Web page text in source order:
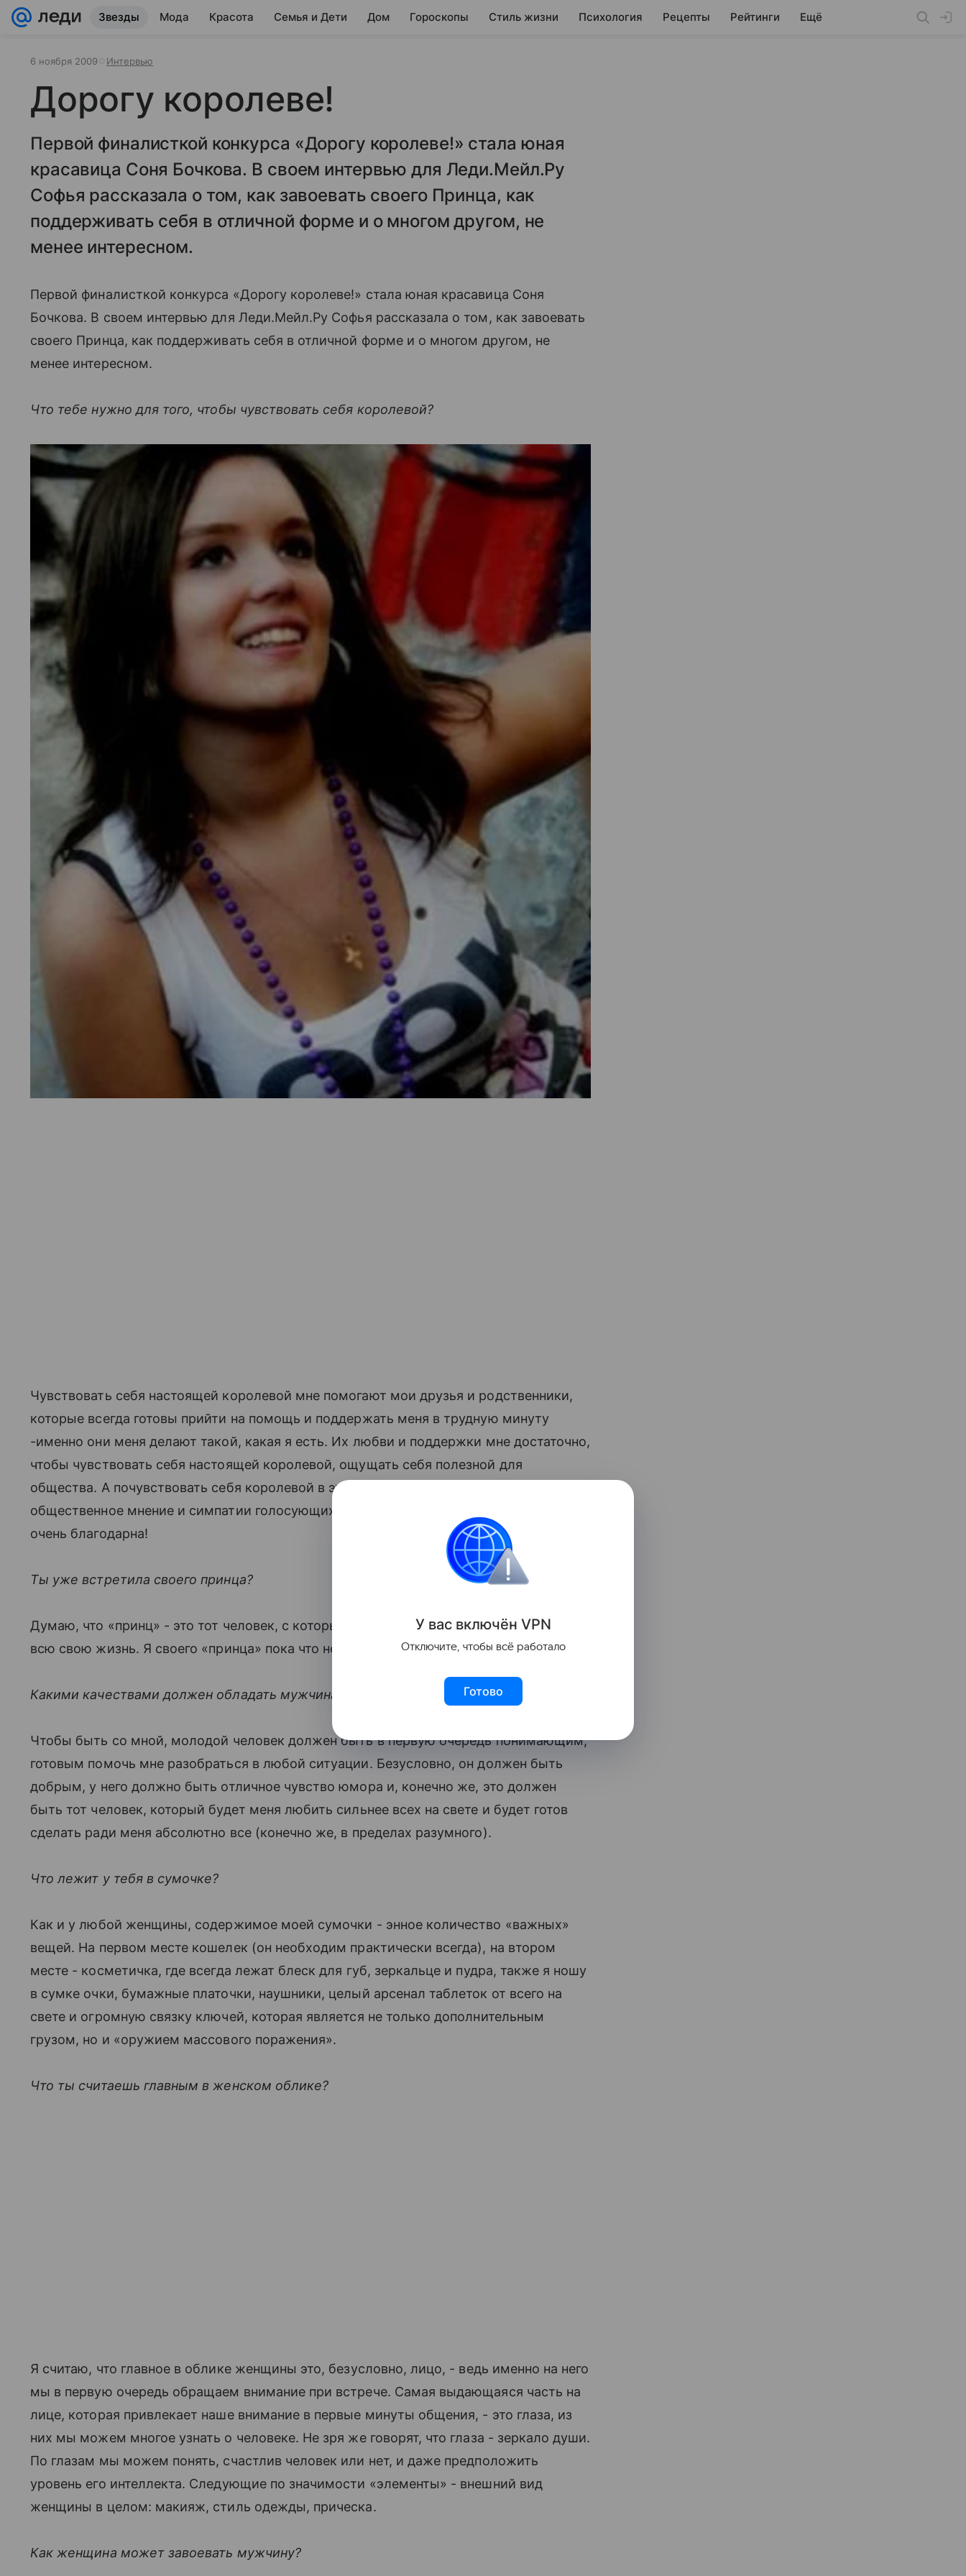
Звезды Мода Красота Семья и Дети Дом Гороскопы Стиль жизни Психология Рецепты Рейтинги Ещё
6 ноября 2009 Интервью
Дорогу королеве!
Первой финалисткой конкурса «Дорогу королеве!» стала юная
красавица Соня Бочкова. В своем интервью для Леди.Мейл.Ру
Софья рассказала о том, как завоевать своего Принца, как
поддерживать себя в отличной форме и о многом другом, не
менее интересном.
Первой финалисткой конкурса «Дорогу королеве!» стала юная красавица Соня
Бочкова. В своем интервью для Леди.Мейл.Ру Софья рассказала о том, как завоевать
своего Принца, как поддерживать себя в отличной форме и о многом другом, не
менее интересном.
Что тебе нужно для того, чтобы чувствовать себя королевой?
Чувствовать себя настоящей королевой мне помогают мои друзья и родственники,
которые всегда готовы прийти на помощь и поддержать меня в трудную минуту
-именно они меня делают такой, какая я есть. Их любви и поддержки мне достаточно,
чтобы чувствовать себя настоящей королевой, ощущать себя полезной для
общества. А почувствовать себя королевой в этом конкурсе мне помогает
общественное мнение и симпатии голосующих за меня людей, за что я им очень и
очень благодарна!
Ты уже встретила своего принца?
Думаю, что «принц» - это тот человек, с которым «королева» будет готова провести
всю свою жизнь. Я своего «принца» пока что не встретила.
Какими качествами должен обладать мужчина, чтобы стать достойным тебя?
Чтобы быть со мной, молодой человек должен быть в первую очередь понимающим,
готовым помочь мне разобраться в любой ситуации. Безусловно, он должен быть
добрым, у него должно быть отличное чувство юмора и, конечно же, это должен
быть тот человек, который будет меня любить сильнее всех на свете и будет готов
сделать ради меня абсолютно все (конечно же, в пределах разумного).
Что лежит у тебя в сумочке?
Как и у любой женщины, содержимое моей сумочки - энное количество «важных»
вещей. На первом месте кошелек (он необходим практически всегда), на втором
месте - косметичка, где всегда лежат блеск для губ, зеркальце и пудра, также я ношу
в сумке очки, бумажные платочки, наушники, целый арсенал таблеток от всего на
свете и огромную связку ключей, которая является не только дополнительным
грузом, но и «оружием массового поражения».
Что ты считаешь главным в женском облике?
Я считаю, что главное в облике женщины это, безусловно, лицо, - ведь именно на него
мы в первую очередь обращаем внимание при встрече. Самая выдающаяся часть на
лице, которая привлекает наше внимание в первые минуты общения, - это глаза, из
них мы можем многое узнать о человеке. Не зря же говорят, что глаза - зеркало души.
По глазам мы можем понять, счастлив человек или нет, и даже предположить
уровень его интеллекта. Следующие по значимости «элементы» - внешний вид
женщины в целом: макияж, стиль одежды, прическа.
Как женщина может завоевать мужчину?
У вас включён VPN
Отключите, чтобы всё работало
Готово